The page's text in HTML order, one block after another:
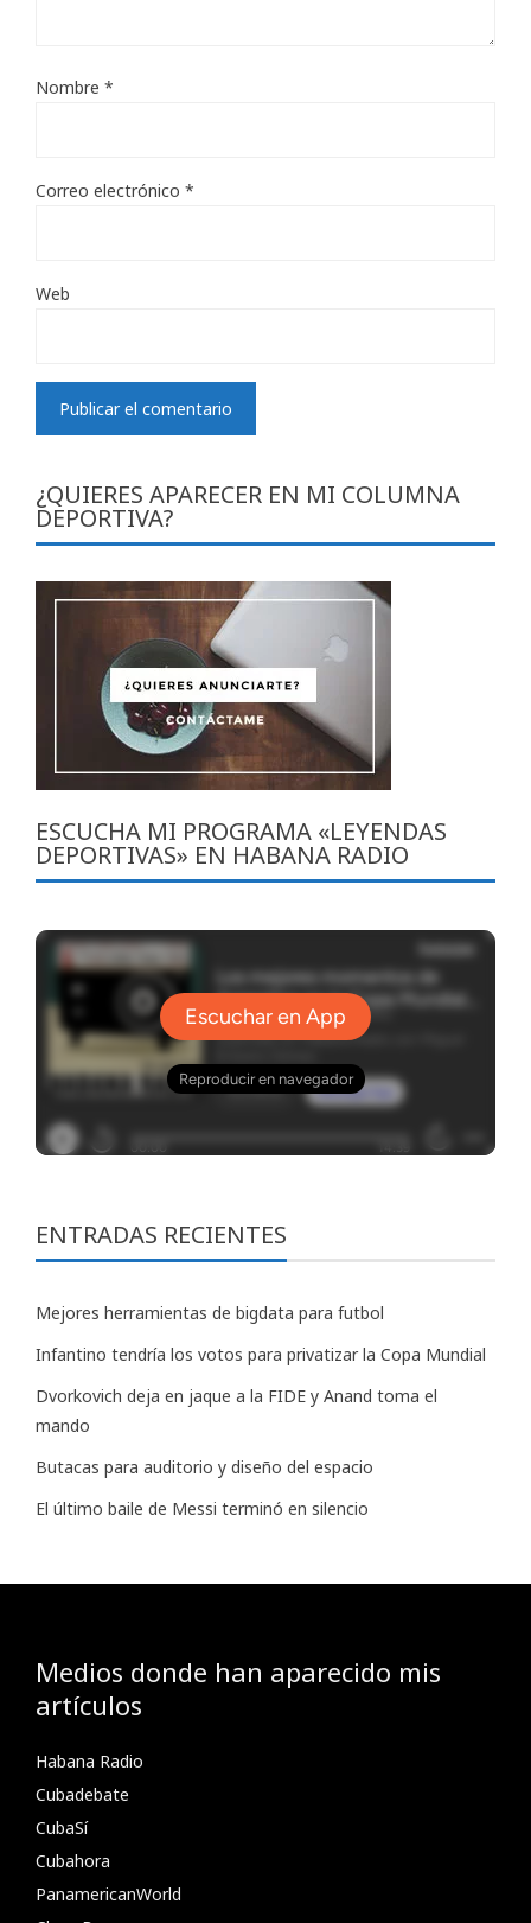
Nombre *
Correo electrónico *
Web
¿QUIERES APARECER EN MI COLUMNA
DEPORTIVA?
ESCUCHA MI PROGRAMA «LEYENDAS
DEPORTIVAS» EN HABANA RADIO
ENTRADAS RECIENTES
Mejores herramientas de bigdata para futbol
Infantino tendría los votos para privatizar la Copa Mundial
Dvorkovich deja en jaque a la FIDE y Anand toma el
mando
Butacas para auditorio y diseño del espacio
El último baile de Messi terminó en silencio
Medios donde han aparecido mis
artículos
Habana Radio
Cubadebate
CubaSí
Cubahora
PanamericanWorld